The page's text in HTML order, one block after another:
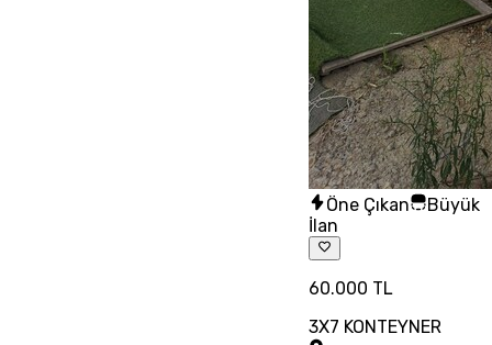
Öne Çıkan
Büyük
İlan
60.000 TL
3X7 KONTEYNER